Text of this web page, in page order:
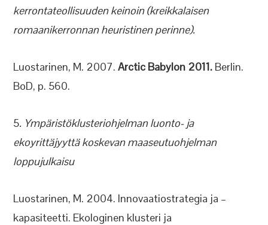
kerrontateollisuuden keinoin (kreikkalaisen
romaanikerronnan heuristinen perinne).
Luostarinen, M. 2007.Arctic Babylon 2011. Berlin.
BoD, p. 560.
5. Ympäristöklusteriohjelman luonto- ja
ekoyrittäjyyttä koskevan maaseutuohjelman
loppujulkaisu
Luostarinen, M. 2004. Innovaatiostrategia ja –
kapasiteetti. Ekologinen klusteri ja